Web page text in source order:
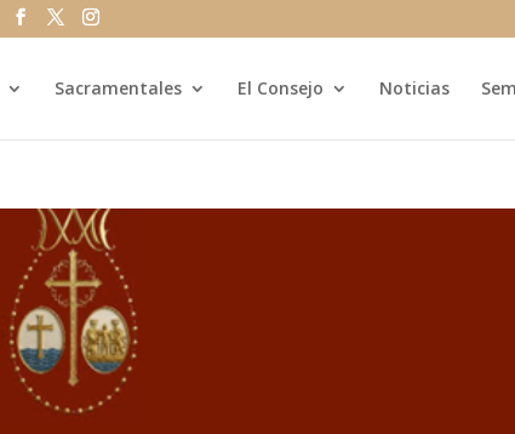
Sacramentales El Consejo Noticias